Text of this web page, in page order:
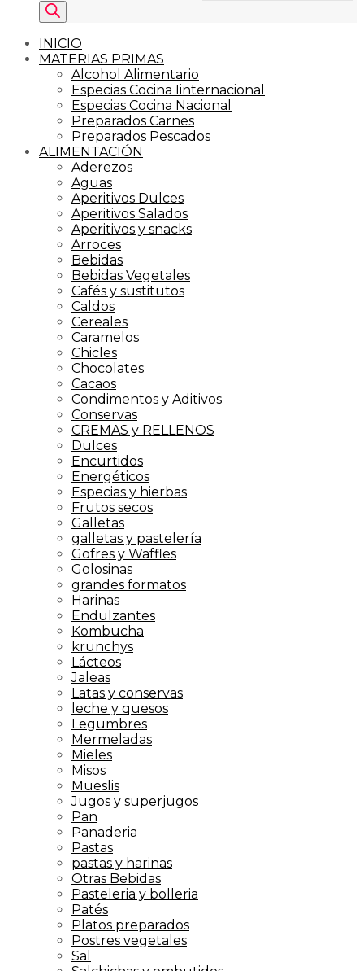
INICIO
MATERIAS PRIMAS
Alcohol Alimentario
Especias Cocina Iinternacional
Especias Cocina Nacional
Preparados Carnes
Preparados Pescados
ALIMENTACIÓN
Aderezos
Aguas
Aperitivos Dulces
Aperitivos Salados
Aperitivos y snacks
Arroces
Bebidas
Bebidas Vegetales
Cafés y sustitutos
Caldos
Cereales
Caramelos
Chicles
Chocolates
Cacaos
Condimentos y Aditivos
Conservas
CREMAS y RELLENOS
Dulces
Encurtidos
Energéticos
Especias y hierbas
Frutos secos
Galletas
galletas y pastelería
Gofres y Waffles
Golosinas
grandes formatos
Harinas
Endulzantes
Kombucha
krunchys
Lácteos
Jaleas
Latas y conservas
leche y quesos
Legumbres
Mermeladas
Mieles
Misos
Mueslis
Jugos y superjugos
Pan
Panaderia
Pastas
pastas y harinas
Otras Bebidas
Pasteleria y bolleria
Patés
Platos preparados
Postres vegetales
Sal